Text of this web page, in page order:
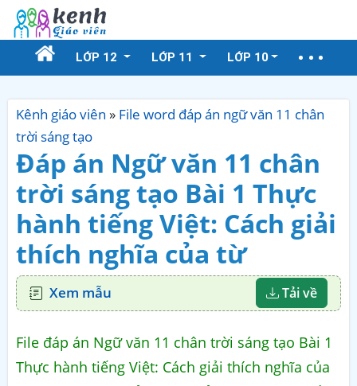
LỚP 12 LỚP 11 LỚP 10
Kênh giáo viên » File word đáp án ngữ văn 11 chân
trời sáng tạo
Đáp án Ngữ văn 11 chân
trời sáng tạo Bài 1 Thực
hành tiếng Việt: Cách giải
thích nghĩa của từ
Xem mẫu Tải về
File đáp án Ngữ văn 11 chân trời sáng tạo Bài 1
Thực hành tiếng Việt: Cách giải thích nghĩa của